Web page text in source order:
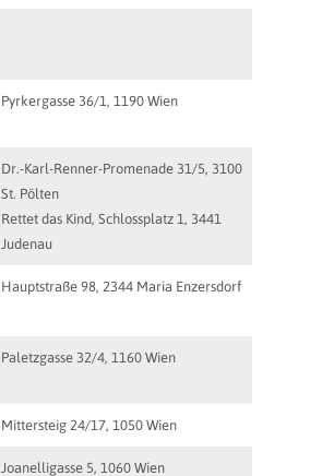
Pyrkergasse 36/1, 1190 Wien
Dr.-Karl-Renner-Promenade 31/5, 3100
St. Pölten
Rettet das Kind, Schlossplatz 1, 3441
Judenau
Hauptstraße 98, 2344 Maria Enzersdorf
Paletzgasse 32/4, 1160 Wien
Mittersteig 24/17, 1050 Wien
Joanelligasse 5, 1060 Wien